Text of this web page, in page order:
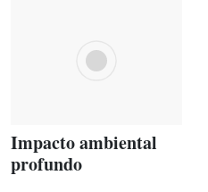
Impacto ambiental
profundo